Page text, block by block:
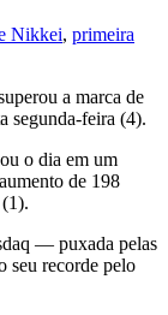
Nikkei, primeira
a marca de
segunda-feira (4).
o dia em um
de 198
— puxada pelas
seu recorde pelo